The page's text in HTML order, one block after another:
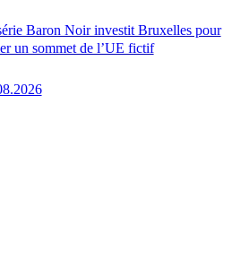
Baron Noir investit Bruxelles pour
un sommet de l’UE fictif